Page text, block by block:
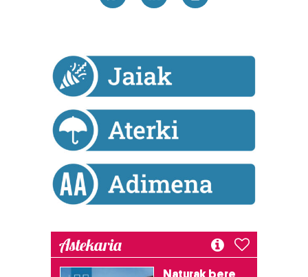
Astekaria